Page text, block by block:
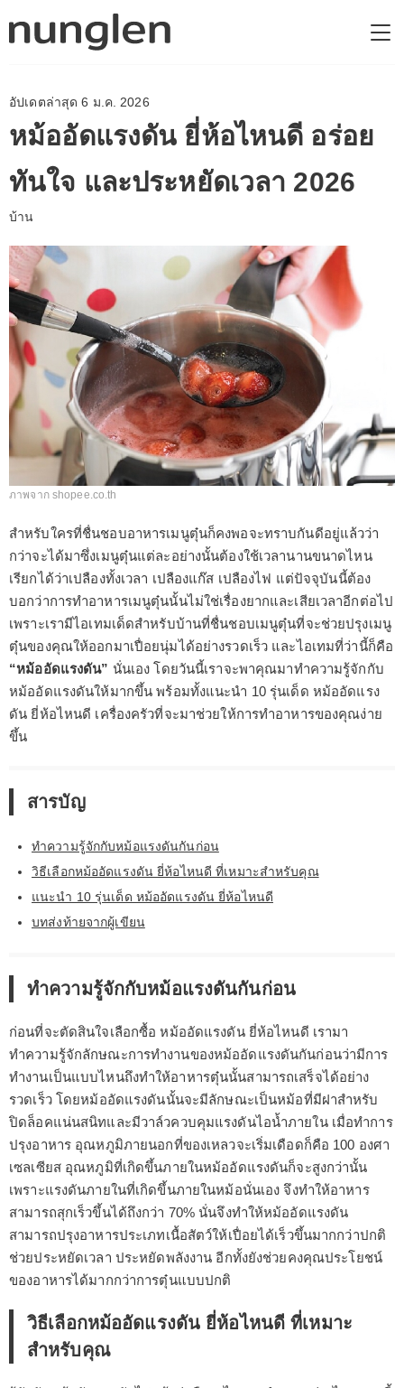
อัปเดตล่าสุด 6 ม.ค. 2026
หม้ออัดแรงดัน ยี่ห้อไหนดี อร่อย
ทันใจ และประหยัดเวลา 2026
บ้าน
ภาพจาก shopee.co.th
สำหรับใครที่ชื่นชอบอาหารเมนูตุ๋นก็คงพอจะทราบกันดีอยู่แล้วว่า
กว่าจะได้มาซึ่งเมนูตุ๋นแต่ละอย่างนั้นต้องใช้เวลานานขนาดไหน
เรียกได้ว่าเปลืองทั้งเวลา เปลืองแก๊ส เปลืองไฟ แต่ปัจจุบันนี้ต้อง
บอกว่าการทำอาหารเมนูตุ๋นนั้นไม่ใช่เรื่องยากและเสียเวลาอีกต่อไป
เพราะเรามีไอเทมเด็ดสำหรับบ้านที่ชื่นชอบเมนูตุ๋นที่จะช่วยปรุงเมนู
ตุ๋นของคุณให้ออกมาเปื่อยนุ่มได้อย่างรวดเร็ว และไอเทมที่ว่านี้ก็คือ
“หม้ออัดแรงดัน” นั่นเอง โดยวันนี้เราจะพาคุณมาทำความรู้จักกับ
หม้ออัดแรงดันให้มากขึ้น พร้อมทั้งแนะนำ 10 รุ่นเด็ด หม้ออัดแรง
ดัน ยี่ห้อไหนดี เครื่องครัวที่จะมาช่วยให้การทำอาหารของคุณง่าย
ขึ้น
สารบัญ
ทำความรู้จักกับหม้อแรงดันกันก่อน
วิธีเลือกหม้ออัดแรงดัน ยี่ห้อไหนดี ที่เหมาะสำหรับคุณ
แนะนำ 10 รุ่นเด็ด หม้ออัดแรงดัน ยี่ห้อไหนดี
บทส่งท้ายจากผู้เขียน
ทำความรู้จักกับหม้อแรงดันกันก่อน
ก่อนที่จะตัดสินใจเลือกซื้อ หม้ออัดแรงดัน ยี่ห้อไหนดี เรามา
ทำความรู้จักลักษณะการทำงานของหม้ออัดแรงดันกันก่อนว่ามีการ
ทำงานเป็นแบบไหนถึงทำให้อาหารตุ๋นนั้นสามารถเสร็จได้อย่าง
รวดเร็ว โดยหม้ออัดแรงดันนั้นจะมีลักษณะเป็นหม้อที่มีฝาสำหรับ
ปิดล็อคแน่นสนิทและมีวาล์วควบคุมแรงดันไอน้ำภายใน เมื่อทำการ
ปรุงอาหาร อุณหภูมิภายนอกที่ของเหลวจะเริ่มเดือดก็คือ 100 องศา
เซลเซียส อุณหภูมิที่เกิดขึ้นภายในหม้ออัดแรงดันก็จะสูงกว่านั้น
เพราะแรงดันภายในที่เกิดขึ้นภายในหม้อนั่นเอง จึงทำให้อาหาร
สามารถสุกเร็วขึ้นได้ถึงกว่า 70% นั่นจึงทำให้หม้ออัดแรงดัน
สามารถปรุงอาหารประเภทเนื้อสัตว์ให้เปื่อยได้เร็วขึ้นมากกว่าปกติ
ช่วยประหยัดเวลา ประหยัดพลังงาน อีกทั้งยังช่วยคงคุณประโยชน์
ของอาหารได้มากกว่าการตุ๋นแบบปกติ
วิธีเลือกหม้ออัดแรงดัน ยี่ห้อไหนดี ที่เหมาะ
สำหรับคุณ